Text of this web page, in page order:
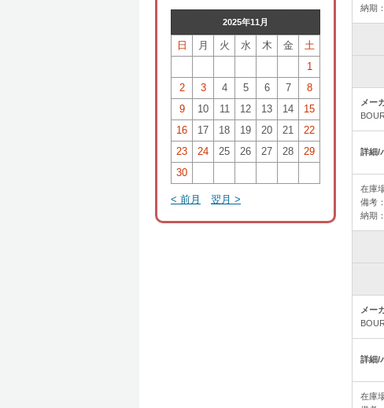
納期
メー
詳細/
在庫
備考
納期
メー
詳細/
在庫
2025年11月
日 月 火 水 木 金
土
1
2
3 4 5 6 7
8
9
10 11 12 13 14
15
16
17 18 19 20 21
22
23
24 25 26 27 28
29
30
< 前月 翌月 >